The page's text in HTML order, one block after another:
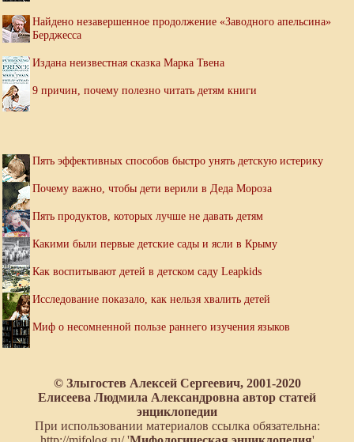
Найдено незавершенное продолжение «Заводного апельсина»
Берджесса
Издана неизвестная сказка Марка Твена
9 причин, почему полезно читать детям книги
Пять эффективных способов быстро унять детскую истерику
Почему важно, чтобы дети верили в Деда Мороза
Пять продуктов, которых лучше не давать детям
Какими были первые детские сады и ясли в Крыму
Как воспитывают детей в детском саду Leapkids
Исследование показало, как нельзя хвалить детей
Миф о несомненной пользе раннего изучения языков
© Злыгостев Алексей Сергеевич, 2001-2020
Елисеева Людмила Александровна автор статей
энциклопедии
При использовании материалов ссылка обязательна: